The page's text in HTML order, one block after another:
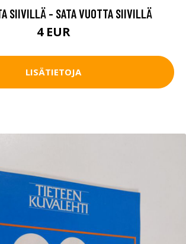
SIIVILLÄ - SATA VUOTTA SIIVILLÄ
4 EUR
LISÄTIETOJA